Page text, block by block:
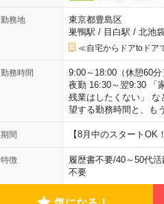
勤務地
東京都豊島区
巣鴨駅 / 目白駅 / 北池
≪自宅からドアtoドア
勤務時間
9:00～18:00（休憩60
夜勤 16:30～翌9:30 「
残業はしたくない」
望する勤務時間と、も
期間 【8月中のスタート
特徴 履歴書不要/40～50代活
不要